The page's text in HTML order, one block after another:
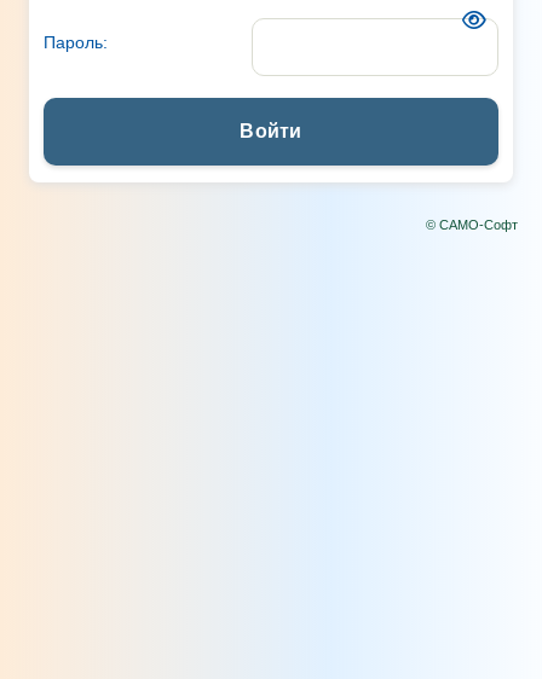
Пароль:
Войти
© САМО-Софт